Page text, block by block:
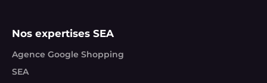
Nos expertises SEA
Agence Google Shopping
SEA